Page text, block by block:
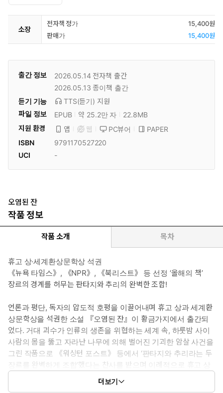
소장
전자책 정가
15,400원
판매가
15,400원
출간 정보 2026.05.14 전자책 출간
2026.05.13 종이책 출간
듣기 기능
TTS(듣기) 지원
파일 정보
EPUB 약 25.2만 자
22.8MB
지원 환경
앱 웹 PC뷰어
PAPER
ISBN
9791170527220
UCI
-
오염된 잔
작품 정보
작품 소개 목차
휴고 상·세계환상문학상 석권
《뉴욕 타임스》, 《NPR》, 《북리스트》 등 선정 ‘올해의 책’
장르의 경계를 허무는 판타지와 추리의 완벽한 조합!
언론과 평단, 독자의 압도적 호평을 이끌어내며 휴고 상과 세계환
상문학상을 석권한 소설 『오염된 잔』이 황금가지에서 출간되
었다. 거대 괴수가 인류의 생존을 위협하는 세계 속, 하룻밤 사이
사람의 몸을 뚫고 자라난 나무에 의해 벌어진 기괴한 암살 사건을
그린 작품으로 《워싱턴 포스트》 등에서 ‘판타지와 추리라는 두
장르를 완벽하게 조합’했다는 찬사를 받으며 이례적으로 휴고 상
을 수상하는 동시에 에드거 상 후보에까지 올랐다. 출간 후 「셜
록 홈즈」부터 「진격의 거인」까지 시대를 풍미한 명작들과 함
더보기